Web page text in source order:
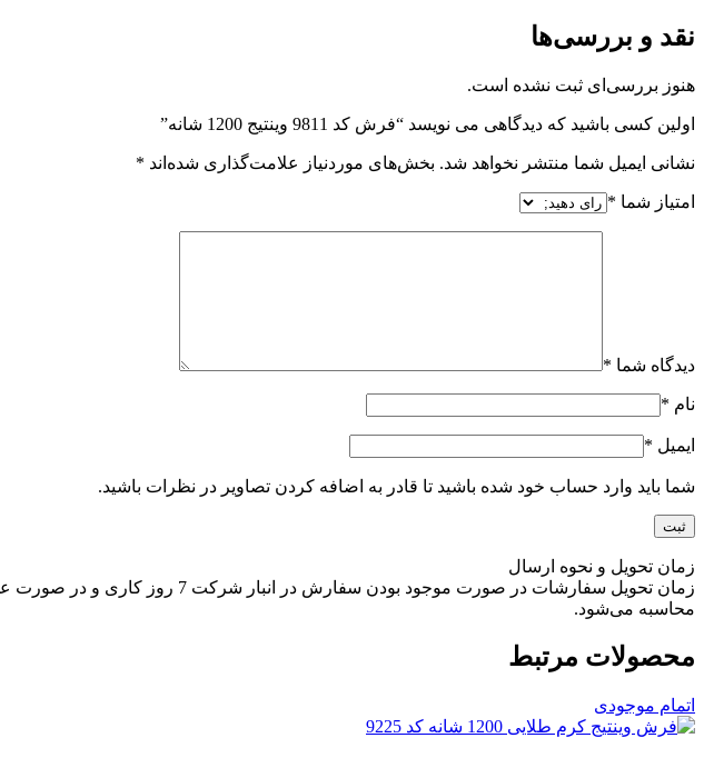
نقد و بررسی‌ها
هنوز بررسی‌ای ثبت نشده است.
اولین کسی باشید که دیدگاهی می نویسد “فرش کد 9811 وینتیج 1200 شانه”
نشانی ایمیل شما منتشر نخواهد شد. بخش‌های موردنیاز علامت‌گذاری شده‌اند *
امتیاز شما *
دیدگاه شما *
نام *
ایمیل *
شما باید وارد حساب خود شده باشید تا قادر به اضافه کردن تصاویر در نظرات باشید.
زمان تحویل و نحوه ارسال
محاسبه می‌شود.
محصولات مرتبط
اتمام موجودی